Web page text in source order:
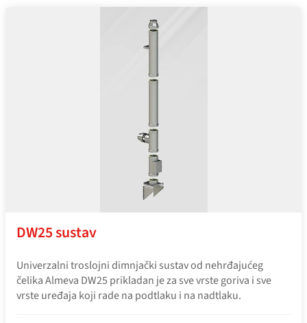
DW25 sustav
Univerzalni troslojni dimnjački sustav od nehrđajućeg
čelika Almeva DW25 prikladan je za sve vrste goriva i sve
vrste uređaja koji rade na podtlaku i na nadtlaku.